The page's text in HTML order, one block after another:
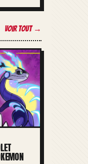
Voir tout →